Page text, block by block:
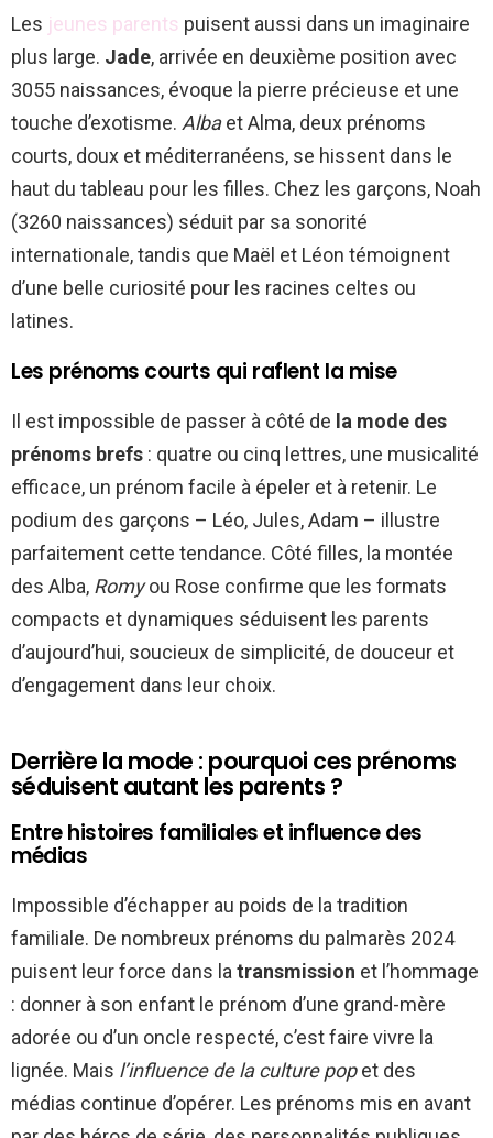
Les jeunes parents puisent aussi dans un imaginaire
plus large. Jade, arrivée en deuxième position avec
3055 naissances, évoque la pierre précieuse et une
touche d’exotisme. Albaet Alma, deux prénoms
courts, doux et méditerranéens, se hissent dans le
haut du tableau pour les filles. Chez les garçons, Noah
(3260 naissances) séduit par sa sonorité
internationale, tandis que Maël et Léon témoignent
d’une belle curiosité pour les racines celtes ou
latines.
Les prénoms courts qui raflent la mise
Il est impossible de passer à côté de la mode des
prénoms brefs : quatre ou cinq lettres, une musicalité
efficace, un prénom facile à épeler et à retenir. Le
podium des garçons – Léo, Jules, Adam – illustre
parfaitement cette tendance. Côté filles, la montée
des Alba, Romyou Rose confirme que les formats
compacts et dynamiques séduisent les parents
d’aujourd’hui, soucieux de simplicité, de douceur et
d’engagement dans leur choix.
Derrière la mode : pourquoi ces prénoms
séduisent autant les parents ?
Entre histoires familiales et influence des
médias
Impossible d’échapper au poids de la tradition
familiale. De nombreux prénoms du palmarès 2024
puisent leur force dans latransmission et l’hommage
: donner à son enfant le prénom d’une grand-mère
adorée ou d’un oncle respecté, c’est faire vivre la
lignée. Mais l’influence de la culture popet des
médias continue d’opérer. Les prénoms mis en avant